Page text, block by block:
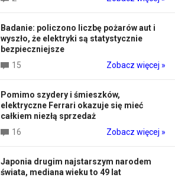
Badanie: policzono liczbę pożarów aut i
wyszło, że elektryki są statystycznie
bezpieczniejsze
15
Zobacz więcej »
Pomimo szydery i śmieszków,
elektryczne Ferrari okazuje się mieć
całkiem niezłą sprzedaż
16
Zobacz więcej »
Japonia drugim najstarszym narodem
świata, mediana wieku to 49 lat